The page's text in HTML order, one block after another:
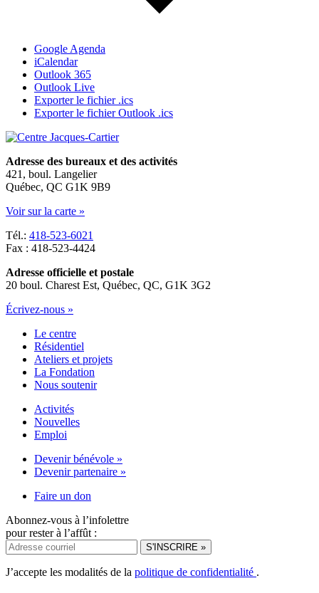
Google Agenda
iCalendar
Outlook 365
Outlook Live
Exporter le fichier .ics
Exporter le fichier Outlook .ics
Adresse des bureaux et des activités
421, boul. Langelier
Québec, QC G1K 9B9
Voir sur la carte »
Tél.: 418-523-6021
Fax : 418-523-4424
Adresse officielle et postale
20 boul. Charest Est, Québec, QC, G1K 3G2
Écrivez-nous »
Le centre
Résidentiel
Ateliers et projets
La Fondation
Nous soutenir
Activités
Nouvelles
Emploi
Devenir bénévole »
Devenir partenaire »
Faire un don
Abonnez-vous à l’infolettre
pour rester à l’affût :
J’accepte les modalités de la politique de confidentialité .